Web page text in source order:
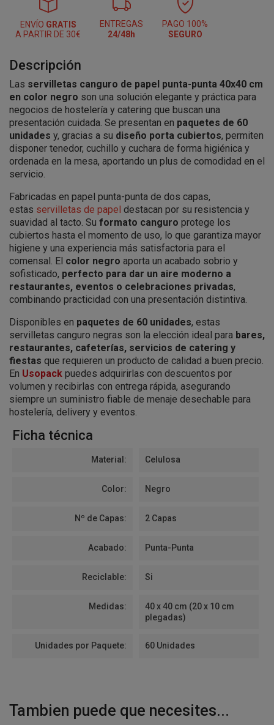
ENVÍO GRATIS
A PARTIR DE 30€
ENTREGAS
24/48h
PAGO 100%
SEGURO
Descripción
Las servilletas canguro de papel punta-punta 40x40 cm
en color negro son una solución elegante y práctica para
negocios de hostelería y catering que buscan una
presentación cuidada. Se presentan en paquetes de 60
unidades y, gracias a su diseño porta cubiertos, permiten
disponer tenedor, cuchillo y cuchara de forma higiénica y
ordenada en la mesa, aportando un plus de comodidad en el
servicio.
Fabricadas en papel punta-punta de dos capas,
estas servilletas de papel destacan por su resistencia y
suavidad al tacto. Su formato canguro protege los
cubiertos hasta el momento de uso, lo que garantiza mayor
higiene y una experiencia más satisfactoria para el
comensal. El color negro aporta un acabado sobrio y
sofisticado, perfecto para dar un aire moderno a
restaurantes, eventos o celebraciones privadas,
combinando practicidad con una presentación distintiva.
Disponibles en paquetes de 60 unidades, estas
servilletas canguro negras son la elección ideal para bares,
restaurantes, cafeterías, servicios de catering y
fiestas que requieren un producto de calidad a buen precio.
En Usopack puedes adquirirlas con descuentos por
volumen y recibirlas con entrega rápida, asegurando
siempre un suministro fiable de menaje desechable para
hostelería, delivery y eventos.
Ficha técnica
Material: Celulosa
Color: Negro
Nº de Capas: 2 Capas
Acabado: Punta-Punta
Reciclable: Si
Medidas:
40 x 40 cm (20 x 10 cm
plegadas)
Unidades por Paquete: 60 Unidades
Tambien puede que necesites...